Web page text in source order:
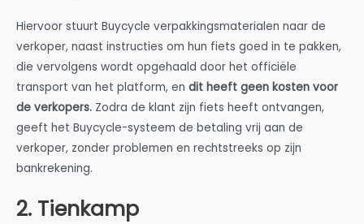
Hiervoor stuurt Buycycle verpakkingsmaterialen naar de
verkoper, naast instructies om hun fiets goed in te pakken,
die vervolgens wordt opgehaald door het officiële
transport van het platform, en dit heeft geen kosten voor
de verkopers. Zodra de klant zijn fiets heeft ontvangen,
geeft het Buycycle-systeem de betaling vrij aan de
verkoper, zonder problemen en rechtstreeks op zijn
bankrekening.
2. Tienkamp